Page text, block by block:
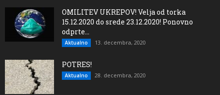
OMILITEV UKREPOV! Velja od torka
15.12.2020 do srede 23.12.2020! Ponovno
odprte...
Aktualno 13. decembra, 2020
POTRES!
Aktualno 28. decembra, 2020